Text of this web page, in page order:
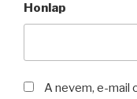
Honlap
A nevem, e-mail